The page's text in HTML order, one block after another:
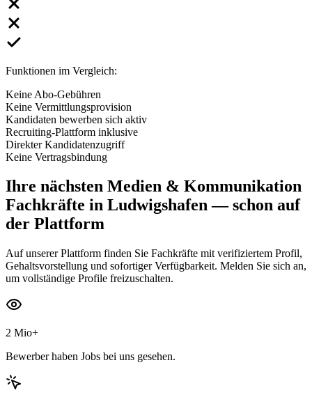
Funktionen im Vergleich:
Keine Abo-Gebühren
Keine Vermittlungsprovision
Kandidaten bewerben sich aktiv
Recruiting-Plattform inklusive
Direkter Kandidatenzugriff
Keine Vertragsbindung
Ihre nächsten Medien & Kommunikation
Fachkräfte in Ludwigshafen— schon auf
der Plattform
Auf unserer Plattform finden Sie Fachkräfte mit verifiziertem Profil,
Gehaltsvorstellung und sofortiger Verfügbarkeit. Melden Sie sich an,
um vollständige Profile freizuschalten.
2 Mio+
Bewerber haben Jobs bei uns gesehen.